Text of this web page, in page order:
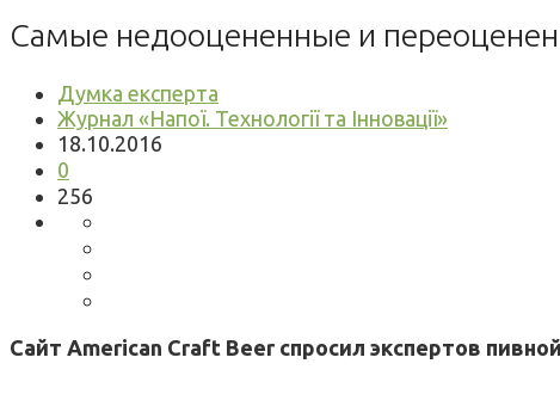
Самые недооцененные и
Думка експерта
Журнал «Напої. Технології та Інновації»
18.10.2016
0
256
Сайт American Craft Beer спросил экспертов